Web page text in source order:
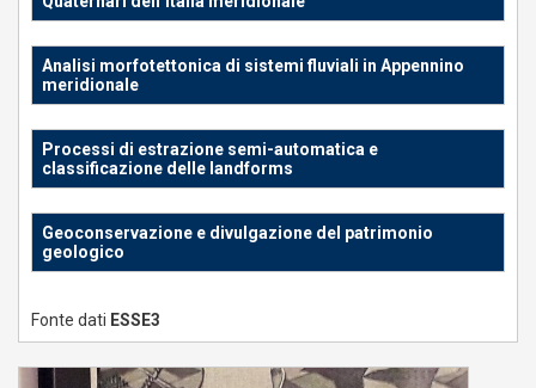
Analisi morfotettonica di sistemi fluviali in Appennino
meridionale
Processi di estrazione semi-automatica e
classificazione delle landforms
Geoconservazione e divulgazione del patrimonio
geologico
Fonte dati ESSE3